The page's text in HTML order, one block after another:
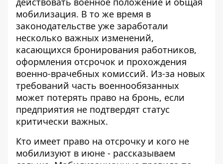
мобилизация. В то же время в
законодательстве уже заработали
несколько важных изменений,
касающихся бронирования работников,
оформления отсрочок и прохождения
военно-врачебных комиссий. Из-за новых
требований часть военнообязанных
может потерять право на бронь, если
предприятия не подтвердят статус
критически важных.
Кто имеет право на отсрочку и кого не
мобилизуют в июне - рассказываем